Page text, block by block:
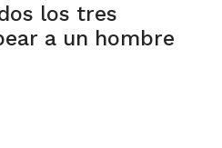
los tres
a un hombre